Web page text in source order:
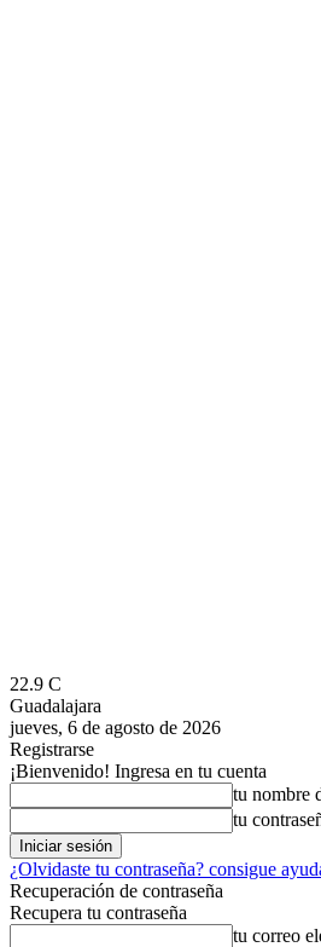
22.9 C
Guadalajara
jueves, 6 de agosto de 2026
Registrarse
¡Bienvenido! Ingresa en tu cuenta
tu nombre
tu
¿Olvidaste tu contraseña? consigue
Recuperación de contraseña
Recupera tu contraseña
tu correo